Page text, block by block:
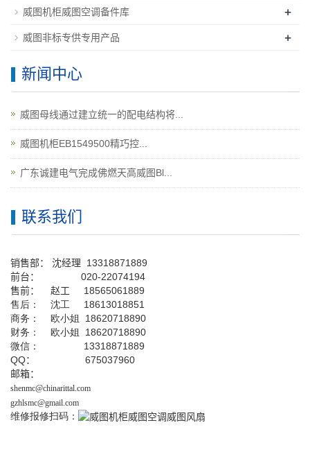
威图机柜威图空调备件库 +
威图非标专供专用产品 +
新闻中心
威图母线通过建立统一的配电结构将...
威图机柜EB1549500精巧控...
广东诚建电气完成佛燃天高威图Bl...
联系我们
销售部： 沈经理 13318871889
前台： 020-22074194
售前： 赵工 18565061889
售后： 沈工 18613018851
商务： 欧小姐 18620718890
财务： 欧小姐 18620718890
微信： 13318871889
QQ： 675037960
邮箱：
shenmc@chinarittal.com
gzhlsmc@gmail.com
维修报修扫码：